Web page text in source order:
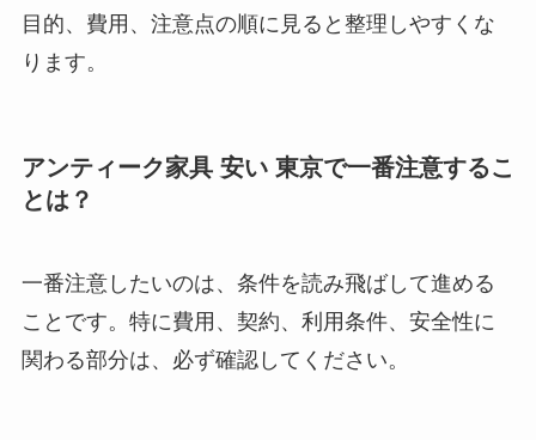
目的、費用、注意点の順に見ると整理しやすくな
ります。
アンティーク家具 安い 東京で一番注意するこ
とは？
一番注意したいのは、条件を読み飛ばして進める
ことです。特に費用、契約、利用条件、安全性に
関わる部分は、必ず確認してください。